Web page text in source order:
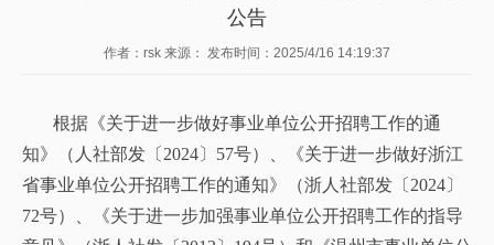
公告
作者：rsk 来源： 发布时间：2025/4/16 14:19:37
根据《关于进一步做好事业单位公开招聘工作的通
知》（人社部发〔2024〕57号）、《关于进一步做好浙江
省事业单位公开招聘工作的通知》（浙人社部发〔2024〕
72号）、《关于进一步加强事业单位公开招聘工作的指导